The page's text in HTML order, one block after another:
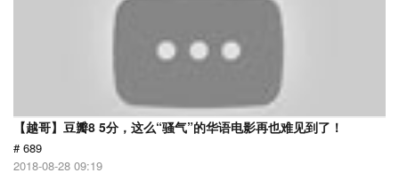
【越哥】豆瓣8 5分，这么“骚气”的华语电影再也难见到了！
# 689
2018-08-28 09:19